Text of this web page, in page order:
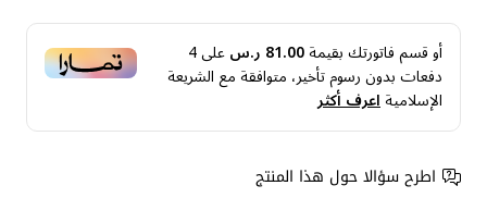
أو قسم فاتورتك بقيمة81.00 ر.س على4
دفعات بدون رسوم تأخير، متوافقة مع الشريعة
الإسلاميةاعرف أكثر
اطرح سؤالا حول هذا المنتج